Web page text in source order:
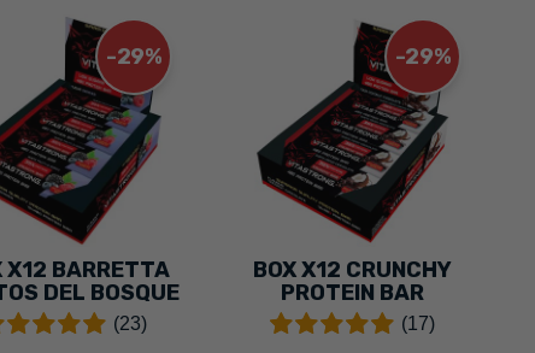
-29%
X12 BARRETTA
DEL BOSQUE
(23)
-29%
BOX X12 CRUNCHY
PROTEIN BAR
CHOCOLATE &
COCONUT
(17)